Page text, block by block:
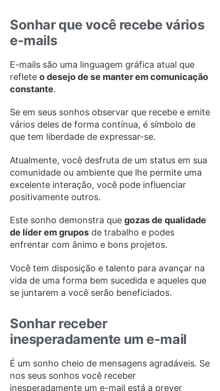
Sonhar que você recebe vários
e-mails
E-mails são uma linguagem gráfica atual que
reflete o desejo de se manter em comunicação
constante.
Se em seus sonhos observar que recebe e emite
vários deles de forma contínua, é símbolo de
que tem liberdade de expressar-se.
Atualmente, você desfruta de um status em sua
comunidade ou ambiente que lhe permite uma
excelente interação, você pode influenciar
positivamente outros.
Este sonho demonstra que gozas de qualidade
de líder em grupos de trabalho e podes
enfrentar com ânimo e bons projetos.
Você tem disposição e talento para avançar na
vida de uma forma bem sucedida e aqueles que
se juntarem a você serão beneficiados.
Sonhar receber
inesperadamente um e-mail
É um sonho cheio de mensagens agradáveis. Se
nos seus sonhos você receber
inesperadamente um e-mail está a prever